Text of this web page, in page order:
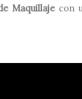
Maquillaje con